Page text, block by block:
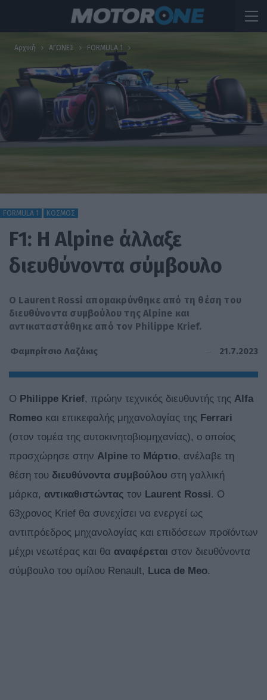
Αρχική ΑΓΩΝΕΣ FORMULA 1
FORMULA 1 ΚΟΣΜΟΣ
F1: H Alpine άλλαξε
διευθύνοντα σύμβουλο
O Laurent Rossi απομακρύνθηκε από τη θέση του
διευθύνοντα συμβούλου της Alpine και
αντικαταστάθηκε από τον Philippe Krief.
Φαμπρίτσιο Λαζάκις 21.7.2023
O Philippe Krief, πρώην τεχνικός διευθυντής της Alfa
Romeo και επικεφαλής μηχανολογίας της Ferrari
(στον τομέα της αυτοκινητοβιομηχανίας), ο οποίος
προσχώρησε στην Alpine το Μάρτιο, ανέλαβε τη
θέση του διευθύνοντα συμβούλου στη γαλλική
μάρκα, αντικαθιστώντας τον Laurent Rossi. O
63χρονος Krief θα συνεχίσει να ενεργεί ως
αντιπρόεδρος μηχανολογίας και επιδόσεων προϊόντων
μέχρι νεωτέρας και θα αναφέρεται στον διευθύνοντα
σύμβουλο του ομίλου Renault, Luca de Meo.